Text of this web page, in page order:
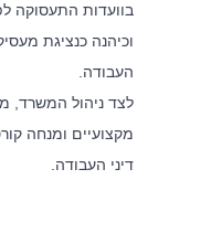
בוועדות התעסוקה
וכיהנה כנציגת
העבודה.
לצד ניהול המשרד,
מקצועיים ומנחה
דיני העבודה.